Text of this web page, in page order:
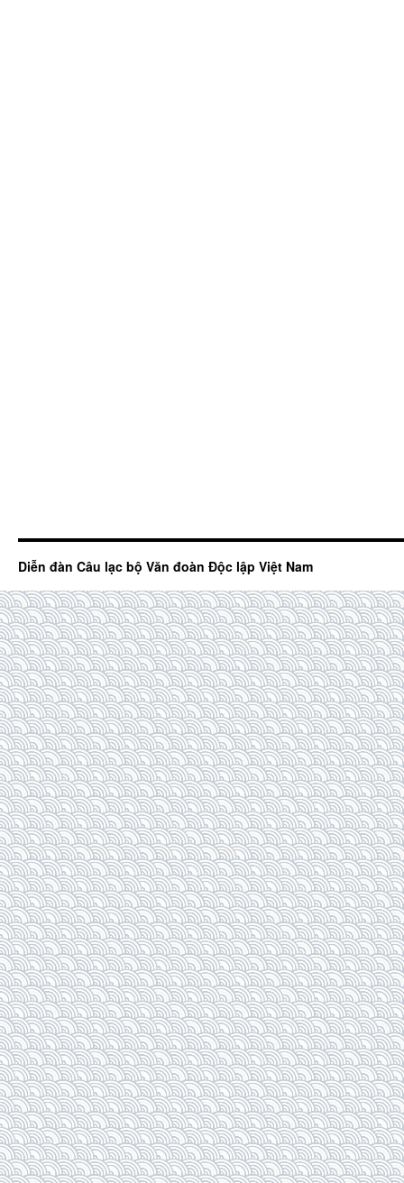
Diễn đàn Câu lạc bộ Văn đoàn Độc lập Việt Nam